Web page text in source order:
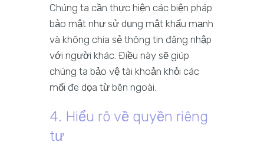
Chúng ta cần thực hiện các biện pháp
bảo mật như sử dụng mật khẩu mạnh
và không chia sẻ thông tin đăng nhập
với người khác. Điều này sẽ giúp
chúng ta bảo vệ tài khoản khỏi các
mối đe dọa từ bên ngoài.
4. Hiểu rõ về quyền riêng
tư